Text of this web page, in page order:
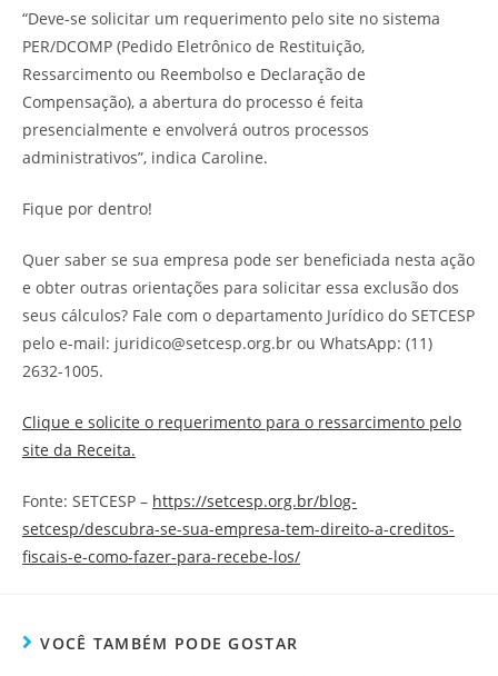
“Deve-se solicitar um requerimento pelo site no sistema
PER/DCOMP (Pedido Eletrônico de Restituição,
Ressarcimento ou Reembolso e Declaração de
Compensação), a abertura do processo é feita
presencialmente e envolverá outros processos
administrativos”, indica Caroline.
Fique por dentro!
Quer saber se sua empresa pode ser beneficiada nesta ação
e obter outras orientações para solicitar essa exclusão dos
seus cálculos? Fale com o departamento Jurídico do SETCESP
pelo e-mail: juridico@setcesp.org.br ou WhatsApp: (11)
2632-1005.
Clique e solicite o requerimento para o ressarcimento pelo
site da Receita.
Fonte: SETCESP – https://setcesp.org.br/blog-
setcesp/descubra-se-sua-empresa-tem-direito-a-creditos-
fiscais-e-como-fazer-para-recebe-los/
VOCÊ TAMBÉM PODE GOSTAR